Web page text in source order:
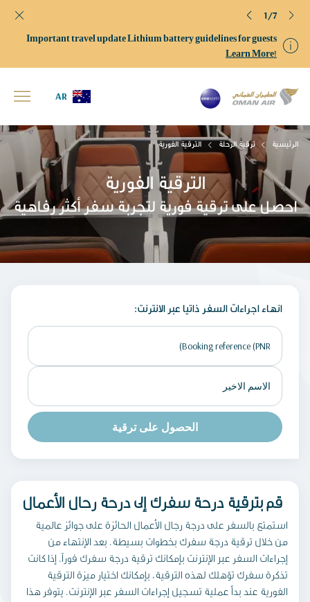
Important travel update Lithium battery guidelines for guests
Learn More!
1/7
AR
الترقية الفورية
احصل على ترقية فورية لتجربة سفر أكثر رفاهية
الرئيسية ترقية الرحلة الترقية الفورية
:انهاء اجراءات السفر ذاتيا عبر الانترنت
الحصول على ترقية
قم بترقية درجة سفرك إلى درجة رجال الأعمال
استمتع بالسفر على درجة رجال الأعمال الحائزة على جوائز عالمية
من خلال ترقية درجة سفرك بخطوات بسيطة. بعد الإنتهاء من
إجراءات السفر عبر الإنترنت بإمكانك ترقية درجة سفرك فوراً. إذا كانت
تذكرة سفرك تؤهلك لهذه الترقية، بإمكانك اختيار ميزة الترقية
الفورية عند بدأ عملية تسجيل إجراءات السفر عبر الإنترنت. يتوفر هذا